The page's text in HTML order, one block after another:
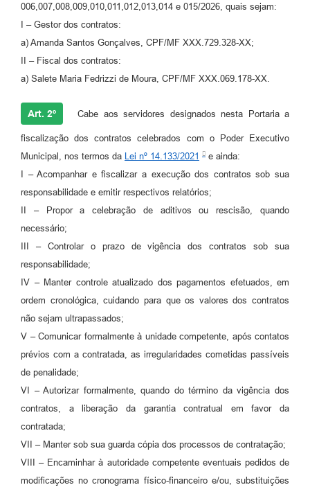
006,007,008,009,010,011,012,013,014 e 015/2026, quais sejam:
I – Gestor dos contratos:
a) Amanda Santos Gonçalves, CPF/MF XXX.729.328-XX;
II – Fiscal dos contratos:
a) Salete Maria Fedrizzi de Moura, CPF/MF XXX.069.178-XX.
Art. 2º Cabe aos servidores designados nesta Portaria a
fiscalização dos contratos celebrados com o Poder Executivo
Municipal, nos termos da Lei nº 14.133/2021
e ainda:
I – Acompanhar e fiscalizar a execução dos contratos sob sua
responsabilidade e emitir respectivos relatórios;
II – Propor a celebração de aditivos ou rescisão, quando
necessário;
III – Controlar o prazo de vigência dos contratos sob sua
responsabilidade;
IV – Manter controle atualizado dos pagamentos efetuados, em
ordem cronológica, cuidando para que os valores dos contratos
não sejam ultrapassados;
V – Comunicar formalmente à unidade competente, após contatos
prévios com a contratada, as irregularidades cometidas passíveis
de penalidade;
VI – Autorizar formalmente, quando do término da vigência dos
contratos, a liberação da garantia contratual em favor da
contratada;
VII – Manter sob sua guarda cópia dos processos de contratação;
VIII – Encaminhar à autoridade competente eventuais pedidos de
modificações no cronograma físico-financeiro e/ou, substituições